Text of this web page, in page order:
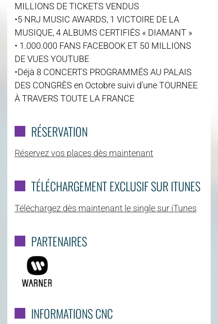
MILLIONS DE TICKETS VENDUS
•5 NRJ MUSIC AWARDS, 1 VICTOIRE DE LA
MUSIQUE, 4 ALBUMS CERTIFIÉS « DIAMANT »
• 1.000.000 FANS FACEBOOK ET 50 MILLIONS
DE VUES YOUTUBE
•Déjà 8 CONCERTS PROGRAMMÉS AU PALAIS
DES CONGRÈS en Octobre suivi d’une TOURNEE
À TRAVERS TOUTE LA FRANCE
RÉSERVATION
Réservez vos places dès maintenant
TÉLÉCHARGEMENT EXCLUSIF SUR ITUNES
Téléchargez dès maintenant le single sur iTunes
PARTENAIRES
INFORMATIONS CNC